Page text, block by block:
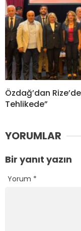
Özdağ’dan
Tehlikede”
YORUMLAR
Bir yanıt yazın
Yorum *